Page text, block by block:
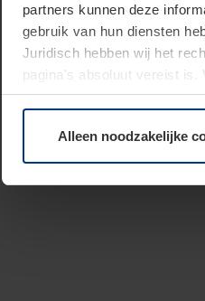
partners kunnen deze
gebruik van hun diensten
Juridisch hebben wij het
pagina's absoluut vereist is.
moment bij de uitleg van de
Alleen noodzakelijke